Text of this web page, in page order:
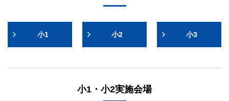
12:00 解散
テスト科目・解説科目の順番は変更になる場合がございます。
早稲田アカデミー各校舎
テスト実施校舎
一部外部会場を使用する校舎がございます。
中学入試の学習について
小1 小2 小3
小1・小2実施会場